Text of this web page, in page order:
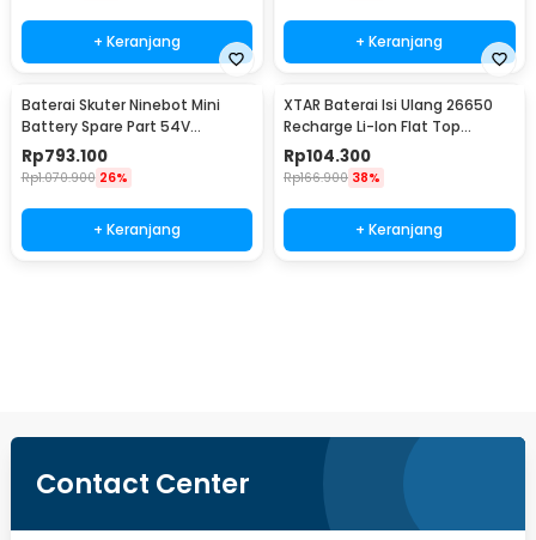
+ Keranjang + Keranjang
Baterai Skuter Ninebot Mini
Battery Spare Part 54V
4900mAh
Rp793.100
Rp1.070.900 26%
+ Keranjang
XTAR Baterai Isi Ulang 26650
Recharge Li-Ion Flat Top
5200mAh 3.6V 1PC
Rp104.300
Rp166.900 38%
+ Keranjang
Contact Center